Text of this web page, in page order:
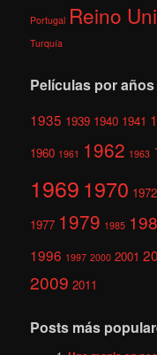
Portugal Reino
Turquía
Películas por años
1935 1939 1940 1941
1960 1961 1962 1963
1969 1970 1972
1977 1979 1985
1996 1997 2000 2001
2009 2011
Posts más